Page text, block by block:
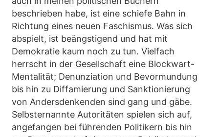
beschrieben habe, ist eine schiefe Bahn in
Richtung eines neuen Faschismus. Was sich
abspielt, ist beängstigend und hat mit
Demokratie kaum noch zu tun. Vielfach
herrscht in der Gesellschaft eine Blockwart-
Mentalität; Denunziation und Bevormundung
bis hin zu Diffamierung und Sanktionierung
von Andersdenkenden sind gang und gäbe.
Selbsternannte Autoritäten spielen sich auf,
angefangen bei führenden Politikern bis hin